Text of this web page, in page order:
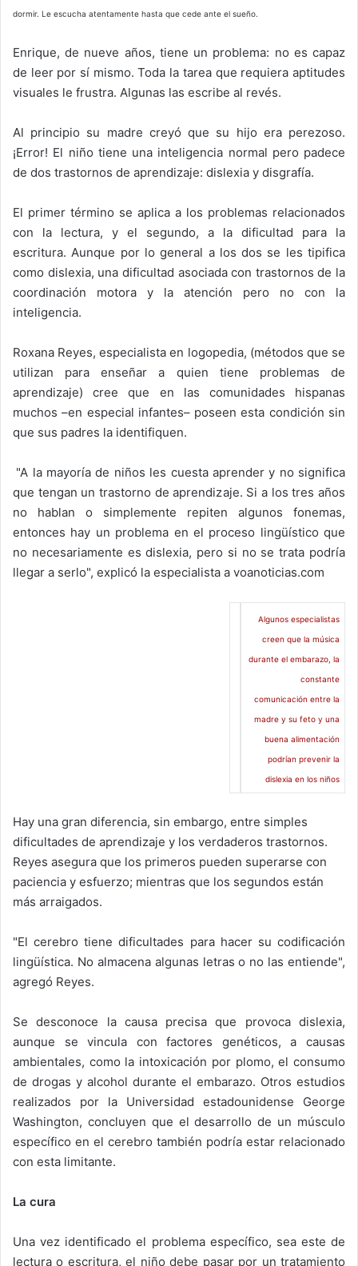
dormir. Le escucha atentamente hasta que cede ante el sueño.
Enrique, de nueve años, tiene un problema: no es capaz
de leer por sí mismo. Toda la tarea que requiera aptitudes
visuales le frustra. Algunas las escribe al revés.
Al principio su madre creyó que su hijo era perezoso.
¡Error! El niño tiene una inteligencia normal pero padece
de dos trastornos de aprendizaje: dislexia y disgrafía.
El primer término se aplica a los problemas relacionados
con la lectura, y el segundo, a la dificultad para la
escritura. Aunque por lo general a los dos se les tipifica
como dislexia, una dificultad asociada con trastornos de la
coordinación motora y la atención pero no con la
inteligencia.
Roxana Reyes, especialista en logopedia, (métodos que se
utilizan para enseñar a quien tiene problemas de
aprendizaje) cree que en las comunidades hispanas
muchos –en especial infantes– poseen esta condición sin
que sus padres la identifiquen.
"A la mayoría de niños les cuesta aprender y no significa
que tengan un trastorno de aprendizaje. Si a los tres años
no hablan o simplemente repiten algunos fonemas,
entonces hay un problema en el proceso lingüístico que
no necesariamente es dislexia, pero si no se trata podría
llegar a serlo", explicó la especialista a voanoticias.com
Algunos especialistas
creen que la música
durante el embarazo, la
constante
comunicación entre la
madre y su feto y una
buena alimentación
podrían prevenir la
dislexia en los niños
Hay una gran diferencia, sin embargo, entre simples
dificultades de aprendizaje y los verdaderos trastornos.
Reyes asegura que los primeros pueden superarse con
paciencia y esfuerzo; mientras que los segundos están
más arraigados.
"El cerebro tiene dificultades para hacer su codificación
lingüística. No almacena algunas letras o no las entiende",
agregó Reyes.
Se desconoce la causa precisa que provoca dislexia,
aunque se vincula con factores genéticos, a causas
ambientales, como la intoxicación por plomo, el consumo
de drogas y alcohol durante el embarazo. Otros estudios
realizados por la Universidad estadounidense George
Washington, concluyen que el desarrollo de un músculo
específico en el cerebro también podría estar relacionado
con esta limitante.
La cura
Una vez identificado el problema específico, sea este de
lectura o escritura, el niño debe pasar por un tratamiento